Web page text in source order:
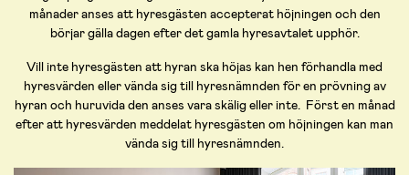
månader anses att hyresgästen accepterat höjningen och den
börjar gälla dagen efter det gamla hyresavtalet upphör.
Vill inte hyresgästen att hyran ska höjas kan hen förhandla med
hyresvärden eller vända sig till hyresnämnden för en prövning av
hyran och huruvida den anses vara skälig eller inte. Först en månad
efter att hyresvärden meddelat hyresgästen om höjningen kan man
vända sig till hyresnämnden.